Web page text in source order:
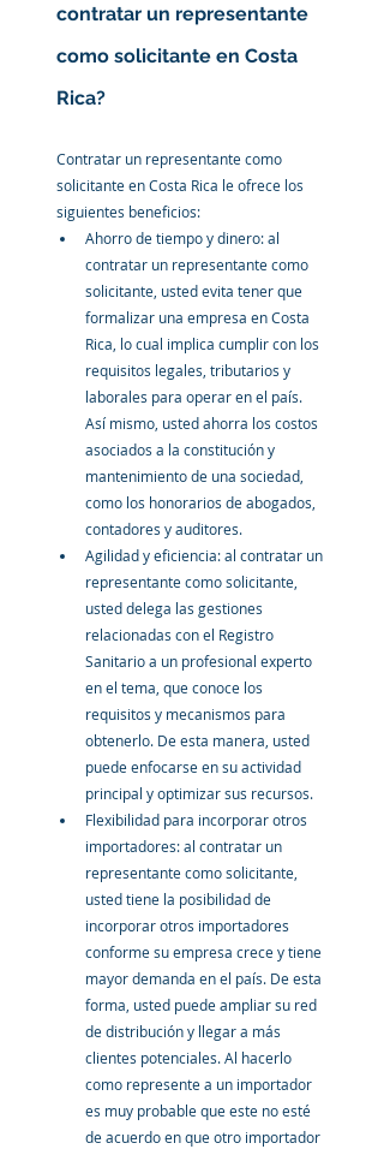
contratar un representante
como solicitante en Costa
Rica?
Contratar un representante como
solicitante en Costa Rica le ofrece los
siguientes beneficios:
Ahorro de tiempo y dinero: al
contratar un representante como
solicitante, usted evita tener que
formalizar una empresa en Costa
Rica, lo cual implica cumplir con los
requisitos legales, tributarios y
laborales para operar en el país.
Así mismo, usted ahorra los costos
asociados a la constitución y
mantenimiento de una sociedad,
como los honorarios de abogados,
contadores y auditores.
Agilidad y eficiencia: al contratar un
representante como solicitante,
usted delega las gestiones
relacionadas con el Registro
Sanitario a un profesional experto
en el tema, que conoce los
requisitos y mecanismos para
obtenerlo. De esta manera, usted
puede enfocarse en su actividad
principal y optimizar sus recursos.
Flexibilidad para incorporar otros
importadores: al contratar un
representante como solicitante,
usted tiene la posibilidad de
incorporar otros importadores
conforme su empresa crece y tiene
mayor demanda en el país. De esta
forma, usted puede ampliar su red
de distribución y llegar a más
clientes potenciales. Al hacerlo
como represente a un importador
es muy probable que este no esté
de acuerdo en que otro importador